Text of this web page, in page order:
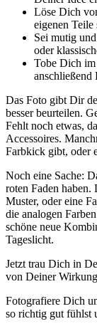
Löse Dich
eigenen Teile
Sei mutig
oder
Tobe Dich im
anschließend
Das Foto gibt Dir
besser beurteilen.
Fehlt noch etwas,
Accessoires.
Farbkick gibt, oder
Noch eine Sache:
roten Faden haben.
Muster, oder eine
die analogen
schöne neue
Tageslicht.
Jetzt trau Dich in
von Deiner
Fotografiere Dich
so richtig gut fühlst